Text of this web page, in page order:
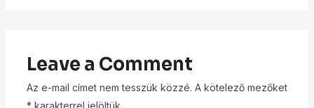
Leave a Comment
Az e-mail címet nem tesszük közzé. A kötelező mezőket
* karakterrel jelöltük